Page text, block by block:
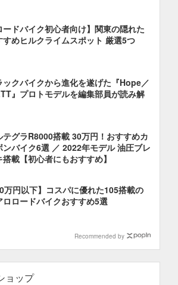
ードバイク初心者向け】関東の隠れた
すめヒルクライムスポット 厳選5つ
ックバイクから進化を遂げた『Hope／
』プロトモデルを編集部員が読み解
テグラR8000搭載 30万円！おすすめカ
ンバイク6選 ／ 2022年モデル 油圧ブレ
搭載【初心者にもおすすめ】
万円以下】コスパに優れた105搭載の
ロロードバイクおすすめ5選
Recommended by
ョップ